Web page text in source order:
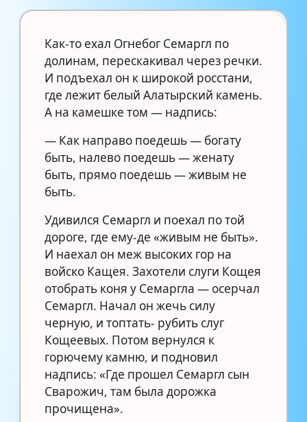
Как-то ехал Огнебог Семаргл по
долинам, перескакивал через речки.
И подъехал он к широкой росстани,
где лежит белый Алатырский камень.
А на камешке том — надпись:
— Как направо поедешь — богату
быть, налево поедешь — женату
быть, прямо поедешь — живым не
быть.
Удивился Семаргл и поехал по той
дороге, где ему-де «живым не быть».
И наехал он меж высоких гор на
войско Кащея. Захотели слуги Кощея
отобрать коня у Семаргла — осерчал
Семаргл. Начал он жечь силу
черную, и топтать- рубить слуг
Кощеевых. Потом вернулся к
горючему камню, и подновил
надпись: «Где прошел Семаргл сын
Сварожич, там была дорожка
прочищена».